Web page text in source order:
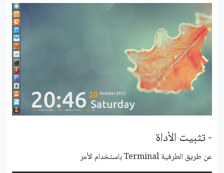
- تثبيت الأداة
عن طريق الطرفية Terminal باستخدام الأمر